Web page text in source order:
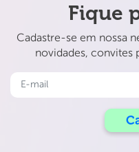
Fique
Cadastre-se em nossa
novidades, convites